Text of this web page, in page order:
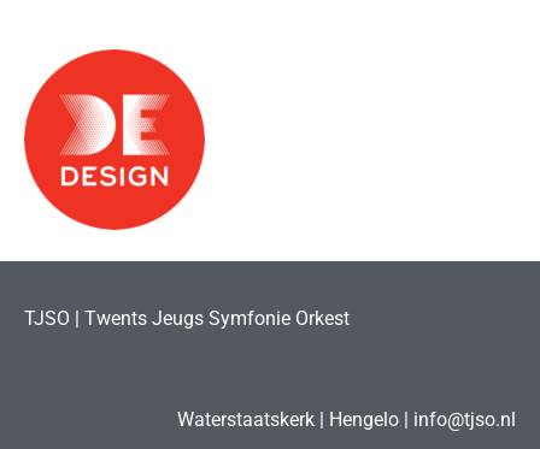
TJSO | Twents Jeugs Symfonie Orkest
Waterstaatskerk | Hengelo | info@tjso.nl